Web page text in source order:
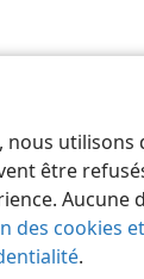
être
Aucune
des cookies
.